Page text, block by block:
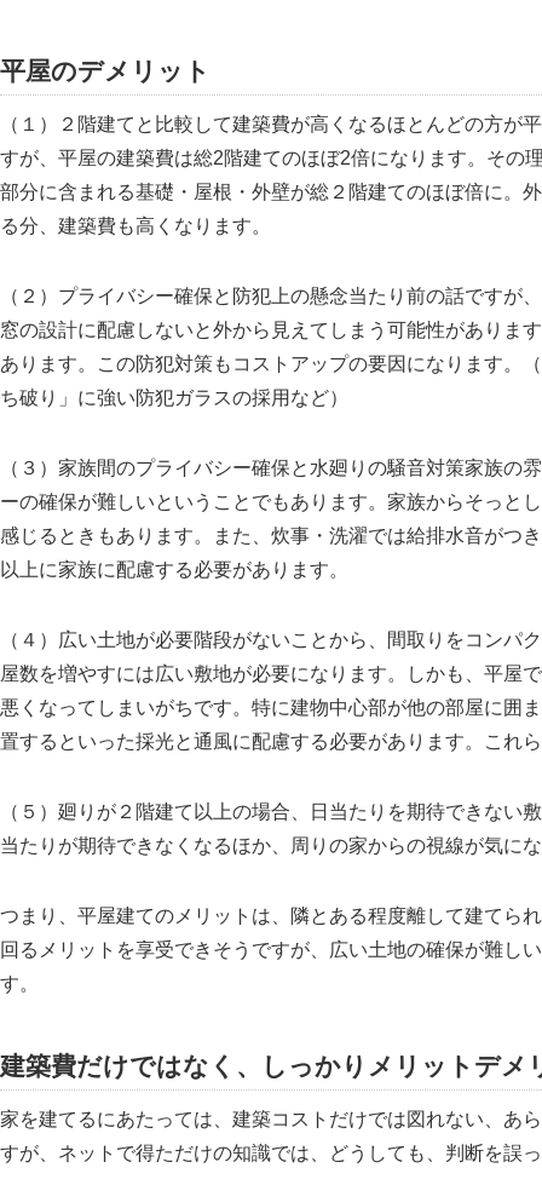
平屋のデメリット
（１）２階建てと比較して建築費が高くなるほとんどの方
すが、平屋の建築費は総2階建てのほぼ2倍になります。その
部分に含まれる基礎・屋根・外壁が総２階建てのほぼ倍に。
る分、建築費も高くなります。
（２）プライバシー確保と防犯上の懸念当たり前の話です
窓の設計に配慮しないと外から見えてしまう可能性がありま
あります。この防犯対策もコストアップの要因になります。
ち破り」に強い防犯ガラスの採用など）
（３）家族間のプライバシー確保と水廻りの騒音対策家族
ーの確保が難しいということでもあります。家族からそっと
感じるときもあります。また、炊事・洗濯では給排水音がつ
以上に家族に配慮する必要があります。
（４）広い土地が必要階段がないことから、間取りをコン
屋数を増やすには広い敷地が必要になります。しかも、平屋
悪くなってしまいがちです。特に建物中心部が他の部屋に囲
置するといった採光と通風に配慮する必要があります。これ
（５）廻りが２階建て以上の場合、日当たりを期待できな
当たりが期待できなくなるほか、周りの家からの視線が気に
つまり、平屋建てのメリットは、隣とある程度離して建てら
回るメリットを享受できそうですが、広い土地の確保が難し
す。
建築費だけではなく、しっかりメリットデメ
家を建てるにあたっては、建築コストだけでは図れない、あ
すが、ネットで得ただけの知識では、どうしても、判断を誤